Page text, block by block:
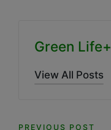
Green Life+
View All Posts
PREVIOUS POST